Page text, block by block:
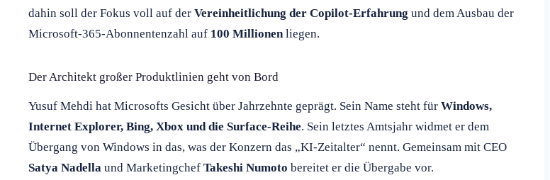
dahin soll der Fokus voll auf der Vereinheitlichung der Copilot-Erfahrung und dem Ausbau der
Microsoft-365-Abonnentenzahl auf 100 Millionen liegen.
Der Architekt großer Produktlinien geht von Bord
Yusuf Mehdi hat Microsofts Gesicht über Jahrzehnte geprägt. Sein Name steht für Windows,
Internet Explorer, Bing, Xbox und die Surface-Reihe. Sein letztes Amtsjahr widmet er dem
Übergang von Windows in das, was der Konzern das „KI-Zeitalter“ nennt. Gemeinsam mit CEO
Satya Nadella und Marketingchef Takeshi Numoto bereitet er die Übergabe vor.